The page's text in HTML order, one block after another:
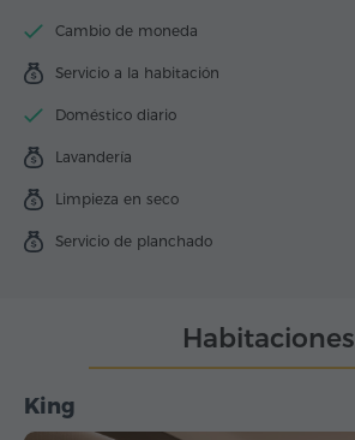
Cambio de moneda
Servicio a la habitación
Doméstico diario
Lavandería
Limpieza en seco
Servicio de planchado
King
Habitaciones